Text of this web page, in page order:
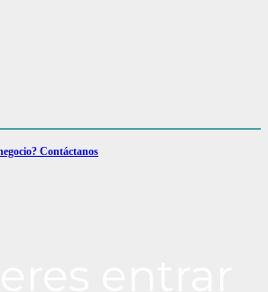
Contáctanos